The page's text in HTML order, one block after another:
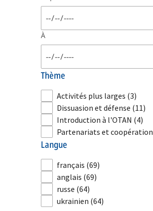
À
thème
Activités plus larges (3)
Dissuasion et défense (11)
Introduction à l'OTAN (4)
Partenariats et coopération
langue
français (69)
anglais (69)
russe (64)
ukrainien (64)